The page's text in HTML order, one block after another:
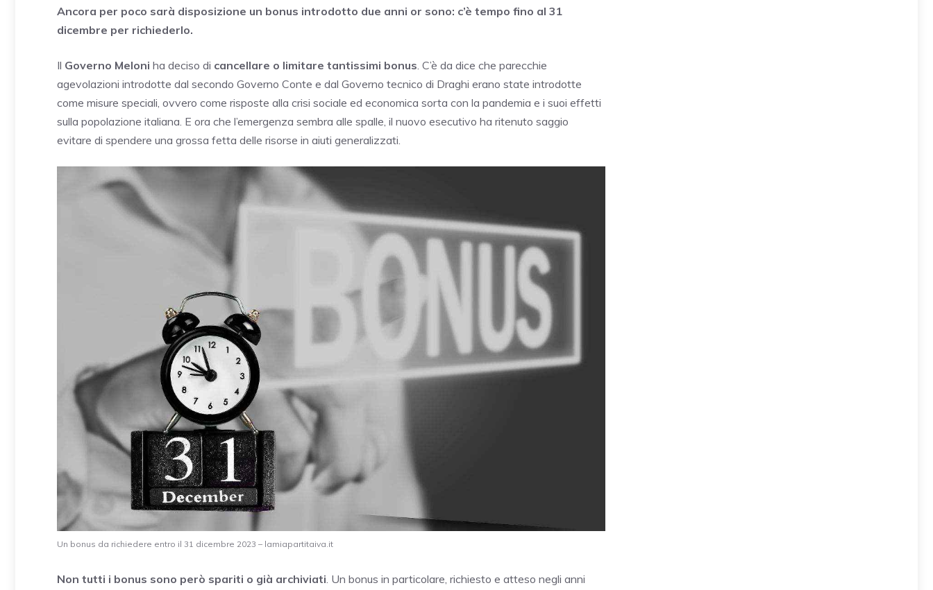
Ancora per poco sarà disposizione un bonus introdotto due anni or sono: c’è tempo fino al 31
dicembre per richiederlo.
Il Governo Meloni ha deciso di cancellare o limitare tantissimi bonus . C’è da dice che parecchie
agevolazioni introdotte dal secondo Governo Conte e dal Governo tecnico di Draghi erano state introdotte
come misure speciali, ovvero come risposte alla crisi sociale ed economica sorta con la pandemia e i suoi effetti
sulla popolazione italiana. E ora che l’emergenza sembra alle spalle, il nuovo esecutivo ha ritenuto saggio
evitare di spendere una grossa fetta delle risorse in aiuti generalizzati.
Un bonus da richiedere entro il 31 dicembre 2023 – lamiapartitaiva.it
Non tutti i bonus sono però spariti o già archiviati. Un bonus in particolare, richiesto e atteso negli anni